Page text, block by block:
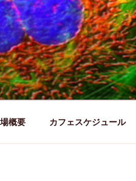
概要 カフェスケジュール